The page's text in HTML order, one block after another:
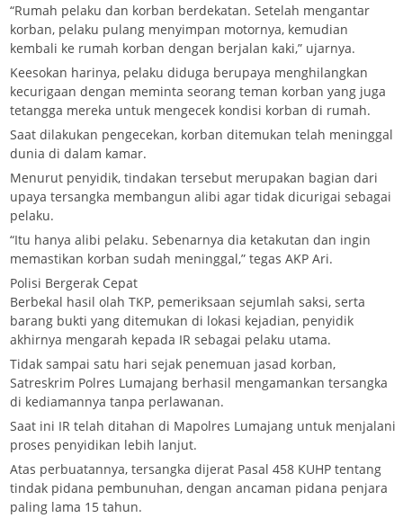
“Rumah pelaku dan korban berdekatan. Setelah mengantar
korban, pelaku pulang menyimpan motornya, kemudian
kembali ke rumah korban dengan berjalan kaki,” ujarnya.
Keesokan harinya, pelaku diduga berupaya menghilangkan
kecurigaan dengan meminta seorang teman korban yang juga
tetangga mereka untuk mengecek kondisi korban di rumah.
Saat dilakukan pengecekan, korban ditemukan telah meninggal
dunia di dalam kamar.
Menurut penyidik, tindakan tersebut merupakan bagian dari
upaya tersangka membangun alibi agar tidak dicurigai sebagai
pelaku.
“Itu hanya alibi pelaku. Sebenarnya dia ketakutan dan ingin
memastikan korban sudah meninggal,” tegas AKP Ari.
Polisi Bergerak Cepat
Berbekal hasil olah TKP, pemeriksaan sejumlah saksi, serta
barang bukti yang ditemukan di lokasi kejadian, penyidik
akhirnya mengarah kepada IR sebagai pelaku utama.
Tidak sampai satu hari sejak penemuan jasad korban,
Satreskrim Polres Lumajang berhasil mengamankan tersangka
di kediamannya tanpa perlawanan.
Saat ini IR telah ditahan di Mapolres Lumajang untuk menjalani
proses penyidikan lebih lanjut.
Atas perbuatannya, tersangka dijerat Pasal 458 KUHP tentang
tindak pidana pembunuhan, dengan ancaman pidana penjara
paling lama 15 tahun.